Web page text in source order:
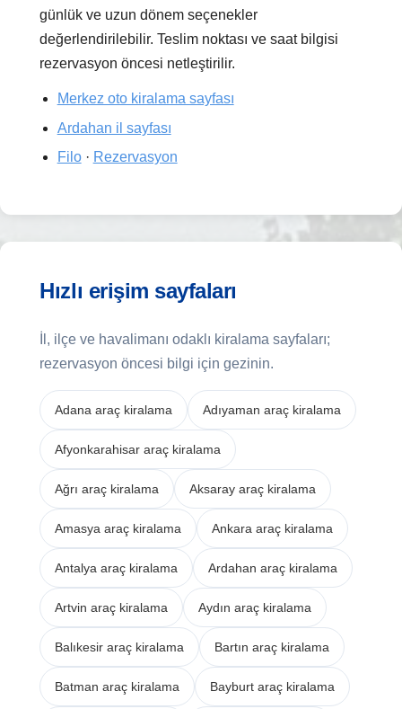
günlük ve uzun dönem seçenekler
değerlendirilebilir. Teslim noktası ve saat bilgisi
rezervasyon öncesi netleştirilir.
Merkez oto kiralama sayfası
Ardahan il sayfası
Filo· Rezervasyon
Hızlı erişim sayfaları
İl, ilçe ve havalimanı odaklı kiralama sayfaları;
rezervasyon öncesi bilgi için gezinin.
Adana araç kiralama Adıyaman araç kiralama
Afyonkarahisar araç kiralama
Ağrı araç kiralama Aksaray araç kiralama
Amasya araç kiralama Ankara araç kiralama
Antalya araç kiralama Ardahan araç kiralama
Artvin araç kiralama Aydın araç kiralama
Balıkesir araç kiralama Bartın araç kiralama
Batman araç kiralama Bayburt araç kiralama